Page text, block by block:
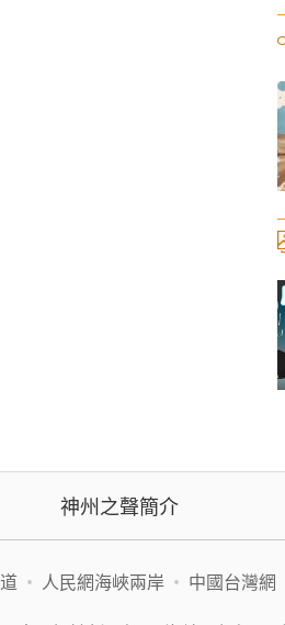
神州之聲簡介
• 人民網海峽兩岸 • 中國台灣網